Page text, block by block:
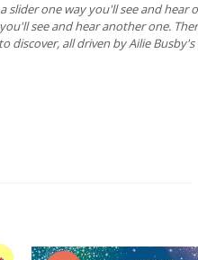
one way you'll see and hear
see and hear another one.
discover, all driven by Ailie